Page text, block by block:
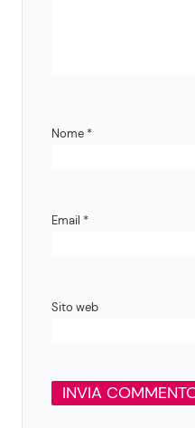
Nome *
Email *
Sito web